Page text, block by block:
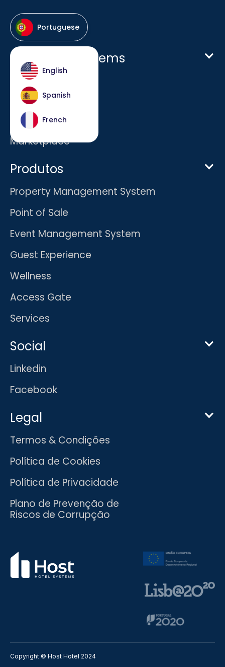
Portuguese
English
Spanish
French
Host Hotel Systems
Homepage
Empresa
Carreiras
Marketplace
Produtos
Property Management System
Point of Sale
Event Management System
Guest Experience
Wellness
Access Gate
Services
Social
Linkedin
Facebook
Legal
Termos & Condições
Política de Cookies
Política de Privacidade
Plano de Prevenção de
Riscos de Corrupção
Copyright © Host Hotel 2024